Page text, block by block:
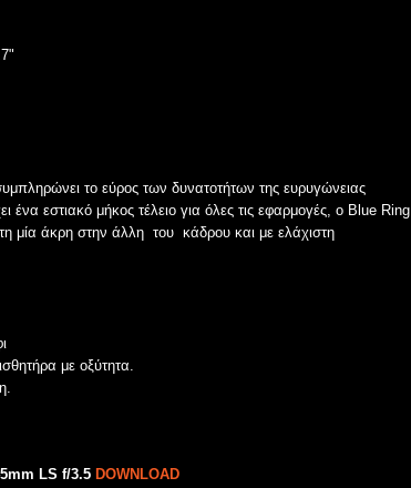
το εύρος των δυνατοτήτων της ευρυγώνειας
εστιακό μήκος τέλειο για όλες τις εφαρμογές, ο Blue Ring
μία άκρη στην άλλη του κάδρου και με ελάχιστη
με οξύτητα.
LS f/3.5 DOWNLOAD